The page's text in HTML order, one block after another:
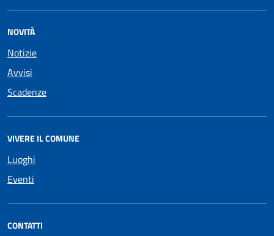
NOVITÀ
Notizie
Avvisi
Scadenze
VIVERE IL COMUNE
Luoghi
Eventi
CONTATTI